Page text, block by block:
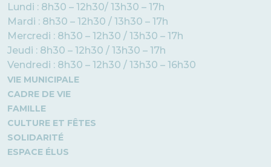
Lundi : 8h30 – 12h30/ 13h30 – 17h
Mardi : 8h30 – 12h30 / 13h30 – 17h
Mercredi : 8h30 – 12h30 / 13h30 – 17h
Jeudi : 8h30 – 12h30 / 13h30 – 17h
Vendredi : 8h30 – 12h30 / 13h30 – 16h30
VIE MUNICIPALE
CADRE DE VIE
FAMILLE
CULTURE ET FÊTES
SOLIDARITÉ
ESPACE ÉLUS